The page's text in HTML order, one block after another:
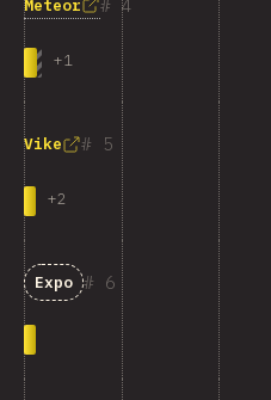
4
Meteor
+1
5
Vike
+2
6
Expo